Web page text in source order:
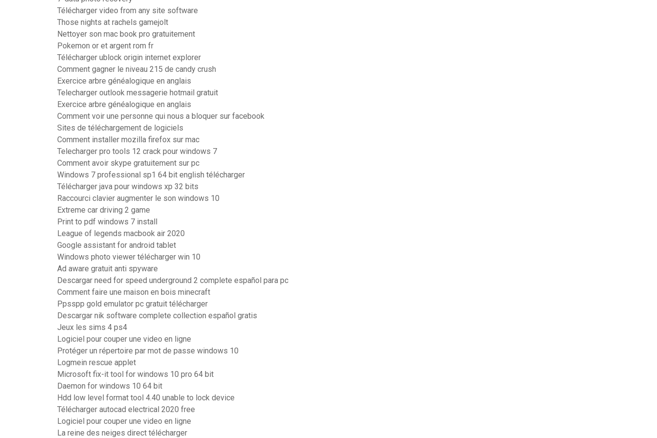
Télécharger video from any site software
Those nights at rachels gamejolt
Nettoyer son mac book pro gratuitement
Pokemon or et argent rom fr
Télécharger ublock origin internet explorer
Comment gagner le niveau 215 de candy crush
Exercice arbre généalogique en anglais
Telecharger outlook messagerie hotmail gratuit
Exercice arbre généalogique en anglais
Comment voir une personne qui nous a bloquer sur facebook
Sites de téléchargement de logiciels
Comment installer mozilla firefox sur mac
Telecharger pro tools 12 crack pour windows 7
Comment avoir skype gratuitement sur pc
Windows 7 professional sp1 64 bit english télécharger
Télécharger java pour windows xp 32 bits
Raccourci clavier augmenter le son windows 10
Extreme car driving 2 game
Print to pdf windows 7 install
League of legends macbook air 2020
Google assistant for android tablet
Windows photo viewer télécharger win 10
Ad aware gratuit anti spyware
Descargar need for speed underground 2 complete español para pc
Comment faire une maison en bois minecraft
Ppsspp gold emulator pc gratuit télécharger
Descargar nik software complete collection español gratis
Jeux les sims 4 ps4
Logiciel pour couper une video en ligne
Protéger un répertoire par mot de passe windows 10
Logmein rescue applet
Microsoft fix-it tool for windows 10 pro 64 bit
Daemon for windows 10 64 bit
Hdd low level format tool 4.40 unable to lock device
Télécharger autocad electrical 2020 free
Logiciel pour couper une video en ligne
La reine des neiges direct télécharger